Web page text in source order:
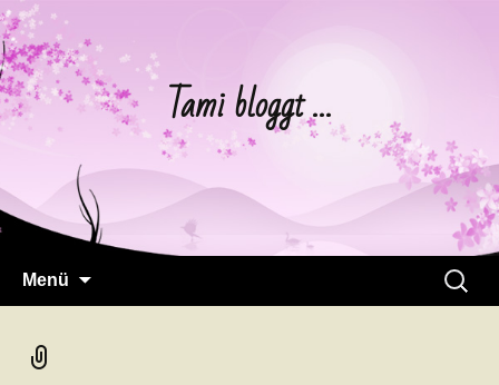
Tami bloggt …
Menü
Suchen
nach: